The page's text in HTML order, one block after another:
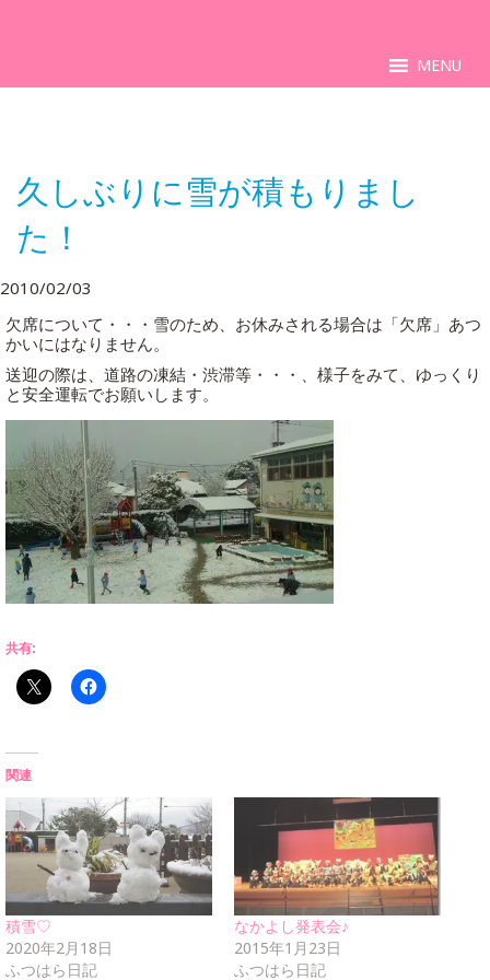
MENU
久しぶりに雪が積もりまし
た！
2010/02/03
欠席について・・・雪のため、お休みされる場合は「欠席」あつ
かいにはなりません。
送迎の際は、道路の凍結・渋滞等・・・、様子をみて、ゆっくり
と安全運転でお願いします。
共有:
関連
積雪♡
2020年2月18日
ふつはら日記
なかよし発表会♪
2015年1月23日
ふつはら日記